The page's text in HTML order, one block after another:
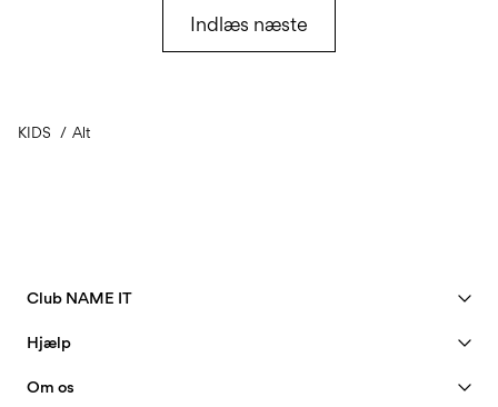
Indlæs næste
KIDS Alt
Club NAME IT
Min konto
Hjælp
Om os